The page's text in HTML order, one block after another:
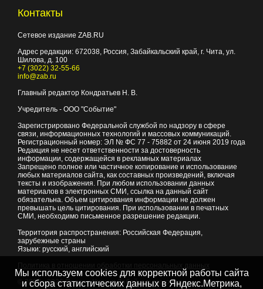
Контакты
Сетевое издание ZAB.RU
Адрес редакции: 672038, Россия, Забайкальский край, г. Чита, ул.
Шилова, д. 100
+7 (3022) 32-55-66
info@zab.ru
Главный редактор Кондратьев Н. В.
Учредитель - ООО "Событие"
Зарегистрировано Федеральной службой по надзору в сфере
связи, информационных технологий и массовых коммуникаций.
Регистрационный номер: ЭЛ № ФС 77 - 75882 от 24 июня 2019 года
Редакция не несет ответственности за достоверность
информации, содержащейся в рекламных материалах
Запрещено полное или частичное копирование и использование
любых материалов сайта, как составных произведений, включая
тексты и изображения. При любом использовании данных
материалов в электронных СМИ, ссылка на данный сайт
обязательна. Объем цитирования информации не должен
превышать цель цитирования. При использовании в печатных
СМИ, необходимо письменное разрешение редакции.
Территория распространения: Российская Федерация,
зарубежные страны
Языки: русский, английский
© 2007 - 2026Портал Читы и Забайкальского края
Мы используем cookies для корректной работы сайта
и сбора статистических данных в Яндекс.Метрика,